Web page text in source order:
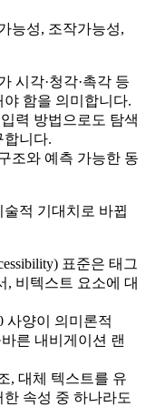
능성, 조작가능성,
시각·청각·촉각 등
함을 의미합니다.
력 방법으로도 탐색
합니다.
조와 예측 가능한 동
적 기대치로 바뀝
표준은 태그
, 비텍스트 요소에 대
사양이 의미론적
른 내비게이션 랜
, 대체 텍스트를 유
속성 중 하나라도